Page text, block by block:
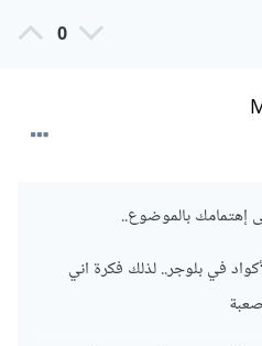
0
إهتمامك بالموضوع..
في بلوجر.. لذلك فكرة اني